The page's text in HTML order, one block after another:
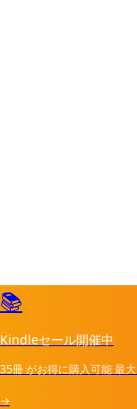
📚
Kindleセール開催中
35冊がお得に購入可能最大
→